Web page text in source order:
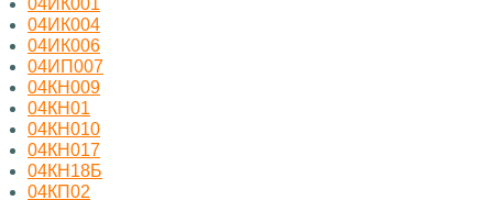
04ИК001
04ИК004
04ИК006
04ИП007
04КН009
04КН01
04КН010
04КН017
04КН18Б
04КП02